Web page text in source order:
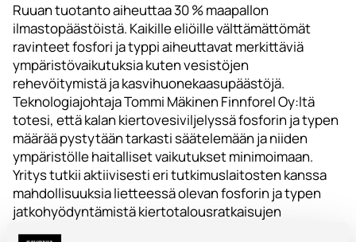
Ruuan tuotanto aiheuttaa 30 % maapallon
ilmastopäästöistä. Kaikille eliöille välttämättömät
ravinteet fosfori ja typpi aiheuttavat merkittäviä
ympäristövaikutuksia kuten vesistöjen
rehevöitymistä ja kasvihuonekaasupäästöjä.
Teknologiajohtaja Tommi Mäkinen Finnforel Oy:ltä
totesi, että kalan kiertovesiviljelyssä fosforin ja typen
määrää pystytään tarkasti säätelemään ja niiden
ympäristölle haitalliset vaikutukset minimoimaan.
Yritys tutkii aktiivisesti eri tutkimuslaitosten kanssa
mahdollisuuksia lietteessä olevan fosforin ja typen
jatkohyödyntämistä kiertotalousratkaisujen
löytämiseksi.